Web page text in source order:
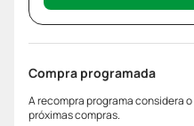
Compra programada
A recompra programa considera
próximas compras.